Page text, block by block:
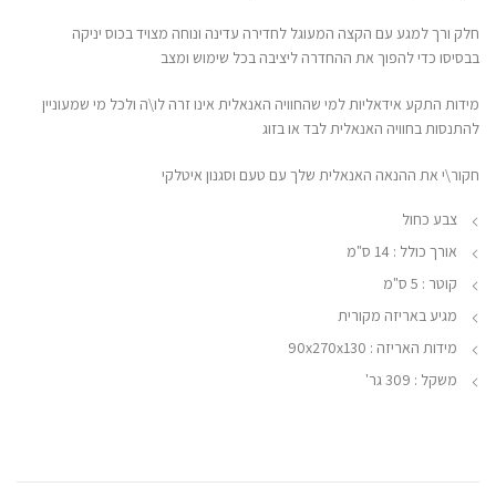
חלק ורך למגע עם הקצה המעוגל לחדירה עדינה ונוחה מצויד בכוס יניקה
בבסיסו כדי להפוך את ההחדרה ליציבה בכל שימוש ומצב
מידות התקע אידאליות למי שהחוויה האנאלית אינו זרה לו\ה ולכל מי שמעוניין
להתנסות בחוויה האנאלית לבד או בזוג
חקור\י את ההנאה האנאלית שלך עם טעם וסגנון איטלקי
צבע כחול
אורך כולל : 14 ס"מ
קוטר : 5 ס"מ
מגיע באריזה מקורית
מידות האריזה : 90x270x130
משקל : 309 גר'